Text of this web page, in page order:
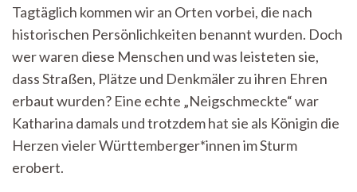
eigentlich…
Katharina
Pawlowna?
Tagtäglich kommen wir an Orten vorbei, die nach
historischen Persönlichkeiten benannt wurden. Doch
wer waren diese Menschen und was leisteten sie,
dass Straßen, Plätze und Denkmäler zu ihren Ehren
erbaut wurden? Eine echte „Neigschmeckte“ war
Katharina damals und trotzdem hat sie als Königin die
Herzen vieler Württemberger*innen im Sturm
erobert.